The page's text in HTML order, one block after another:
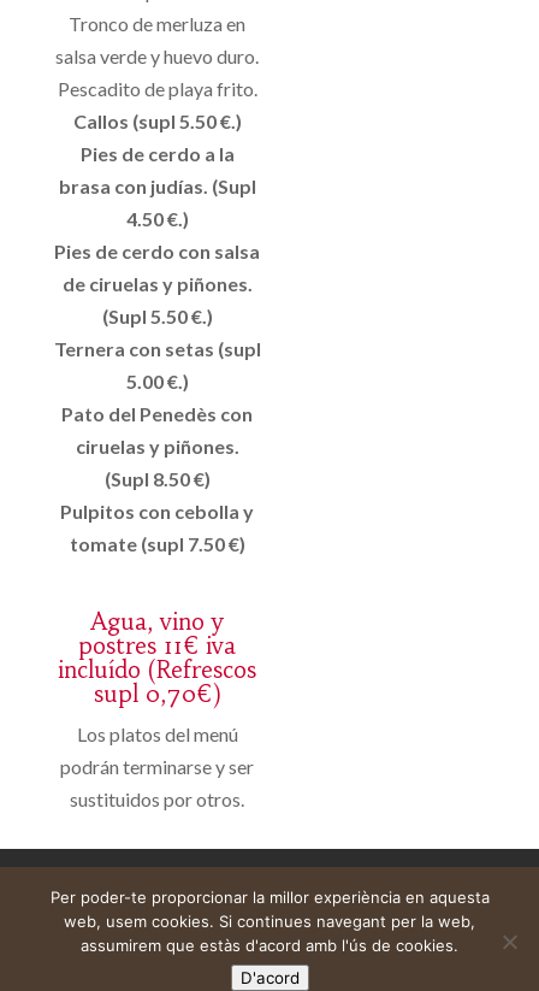
Tronco de merluza en
salsa verde y huevo duro.
Pescadito de playa frito.
Callos (supl 5.50 €.)
Pies de cerdo a la
brasa con judías. (Supl
4.50 €.)
Pies de cerdo con salsa
de ciruelas y piñones.
(Supl 5.50 €.)
Ternera con setas (supl
5.00 €.)
Pato del Penedès con
ciruelas y piñones.
(Supl 8.50 €)
Pulpitos con cebolla y
tomate (supl 7.50 €)
Agua, vino y
postres 11€ iva
incluído (Refrescos
supl 0,70€)
Los platos del menú
podrán terminarse y ser
sustituidos por otros.
Web construïda perDeMomentSomTres
Per poder-te proporcionar la millor experiència en aquesta
web, usem cookies. Si continues navegant per la web,
assumirem que estàs d'acord amb l'ús de cookies.
D'acord